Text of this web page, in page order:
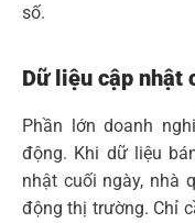
số.
Dữ liệu cập nhật
Phần lớn doanh
động. Khi dữ liệu
nhật cuối ngày, nhà
động thị trường. Chỉ